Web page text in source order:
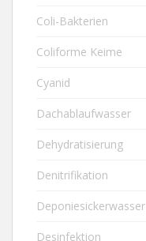
Coli-Bakterien
Coliforme Keime
Cyanid
Dachablaufwasser
Dehydratisierung
Denitrifikation
Deponiesickerwasser
Desinfektion